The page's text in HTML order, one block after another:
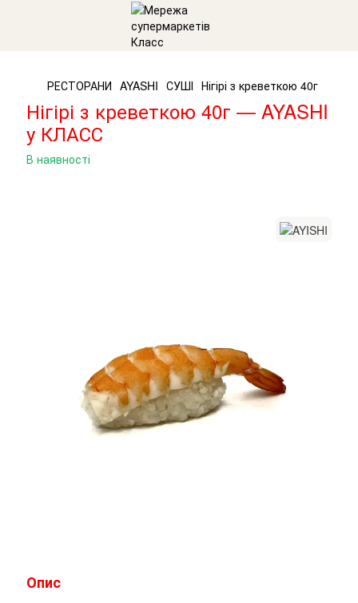
РЕСТОРАНИ AYASHI СУШІ Нігірі з креветкою 40г
Нігірі з креветкою 40г — AYASHI
у КЛАСС
В наявності
Опис